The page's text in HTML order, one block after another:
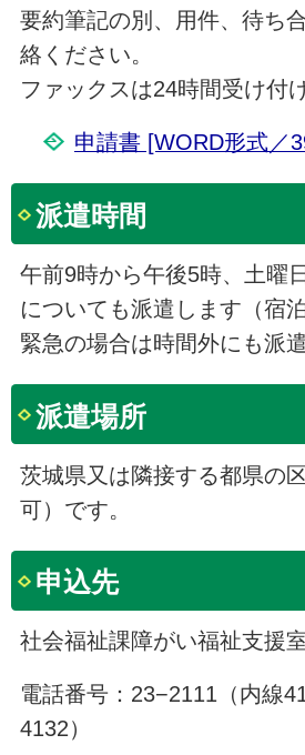
要約筆記の別、用件、待ち
絡ください。
ファックスは24時間受け付
申請書 [WORD形式／
派遣時間
午前9時から午後5時、土曜
についても派遣します（宿
緊急の場合は時間外にも派
派遣場所
茨城県又は隣接する都県の
可）です。
申込先
社会福祉課障がい福祉支援
電話番号：23−2111（内線
4132）